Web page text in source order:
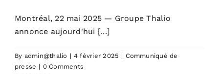
Montréal, 22 mai 2025 — Groupe Thalio
annonce aujourd'hui [...]
By admin@thalio | 4 février 2025 | Communiqué de
presse | 0 Comments